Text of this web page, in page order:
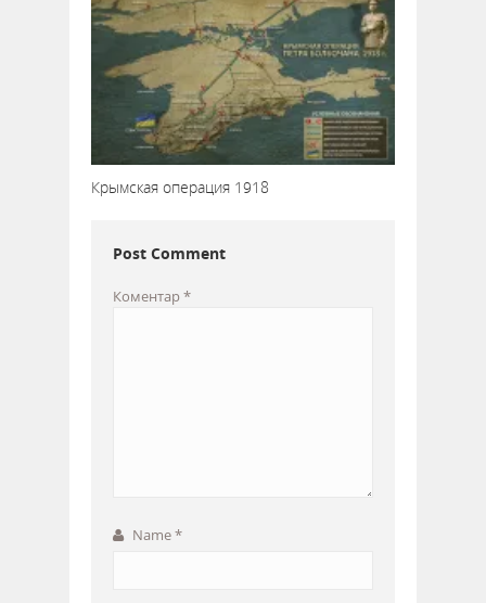
Крымская операция 1918
Post Comment
Коментар*
Name*